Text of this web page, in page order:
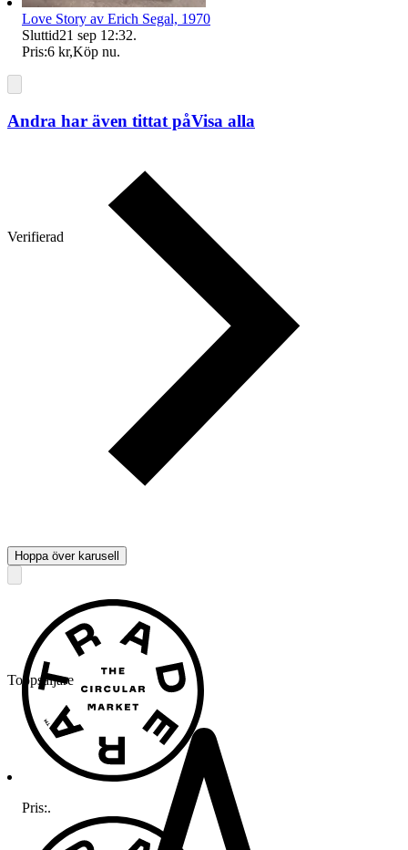
Verifierad
Toppsäljare
Love Story av Erich Segal, 1970
Sluttid21 sep 12:32.
Pris:6 kr,Köp nu.
Andra har även tittat påVisa alla
Hoppa över karusell
Pris:.